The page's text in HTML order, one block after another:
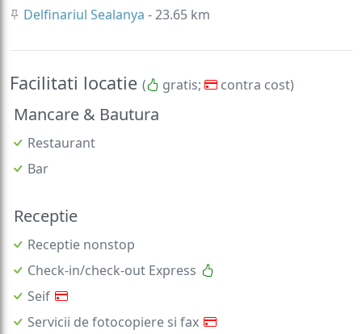
Delfinariul Sealanya - 23.65 km
Facilitati locatie ( gratis; contra cost)
Mancare & Bautura
Restaurant
Bar
Receptie
Receptie nonstop
Check-in/check-out Express
Seif
Servicii de fotocopiere si fax